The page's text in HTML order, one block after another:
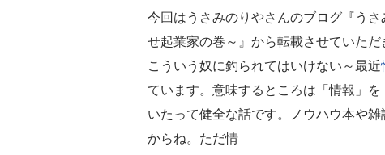
今回はうさみのりやさんのブログ『う
せ起業家の巻～』から転載させていた
こういう奴に釣られてはいけない～最近
ています。意味するところは「情報」
いたって健全な話です。ノウハウ本や
からね。ただ情